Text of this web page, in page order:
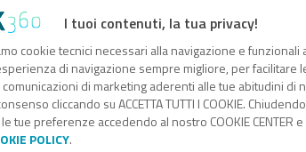
I tuoi contenuti, la tua privacy!
cookie tecnici necessari alla navigazione e
di navigazione sempre migliore, per
di marketing aderenti alle tue abitudini di
cliccando su ACCETTA TUTTI I COOKIE.
tue preferenze accedendo al nostro COOKIE
POLICY.